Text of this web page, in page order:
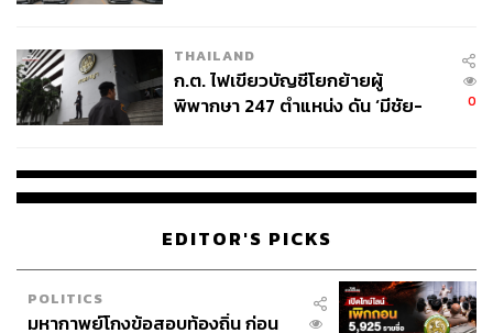
THAILAND
ก.ต. ไฟเขียวบัญชีโยกย้ายผู้
พิพากษา 247 ตำแหน่ง ดัน ‘มีชัย-
0
EDITOR'S PICKS
POLITICS
มหากาพย์โกงข้อสอบท้องถิ่น ก่อน